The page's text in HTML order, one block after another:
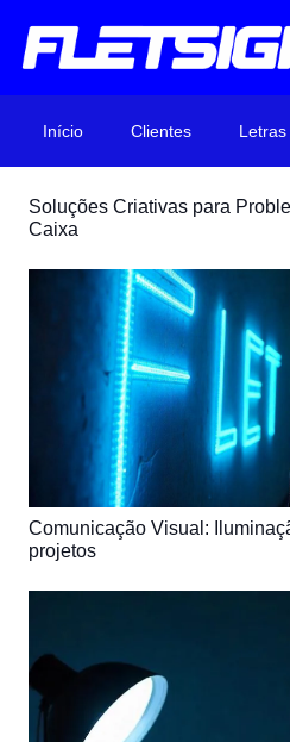
Início Clientes Letras
Soluções Criativas para
Caixa
Comunicação Visual:
projetos